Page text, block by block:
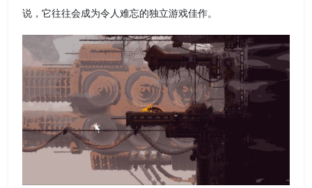
说，它往往会成为令人难忘的独立游戏佳作。